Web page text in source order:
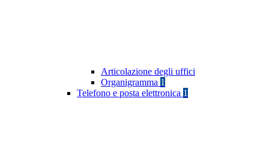
Articolazione degli uffici
Organigramma 1
Telefono e posta elettronica 1